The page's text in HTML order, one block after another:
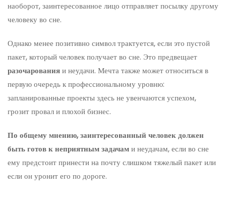
наоборот, заинтересованное лицо отправляет посылку другому
человеку во сне.
Однако менее позитивно символ трактуется, если это пустой
пакет, который человек получает во сне. Это предвещает
разочарованияи неудачи. Мечта также может относиться в
первую очередь к профессиональному уровню:
запланированные проекты здесь не увенчаются успехом,
грозит провал и плохой бизнес.
По общему мнению, заинтересованный человек должен
быть готов к неприятным задачами неудачам, если во сне
ему предстоит принести на почту слишком тяжелый пакет или
если он уронит его по дороге.